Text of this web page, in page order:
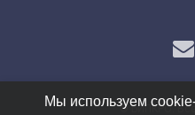
© БИПКРО.
Мы используем